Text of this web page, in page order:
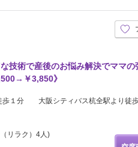
技術で産後のお悩み解決でママの
￥3,850》
歩１分 大阪シティバス杭全駅より徒
リラク）4人)